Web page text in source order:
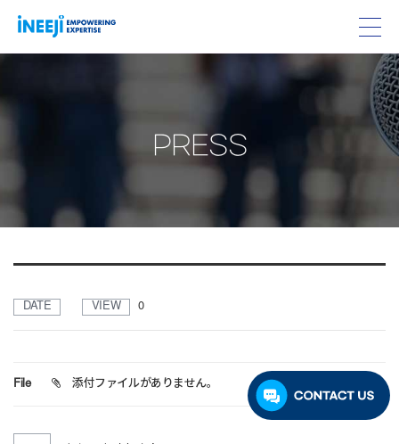
PRESS
DATE VIEW 0
File 添付ファイルがありません。